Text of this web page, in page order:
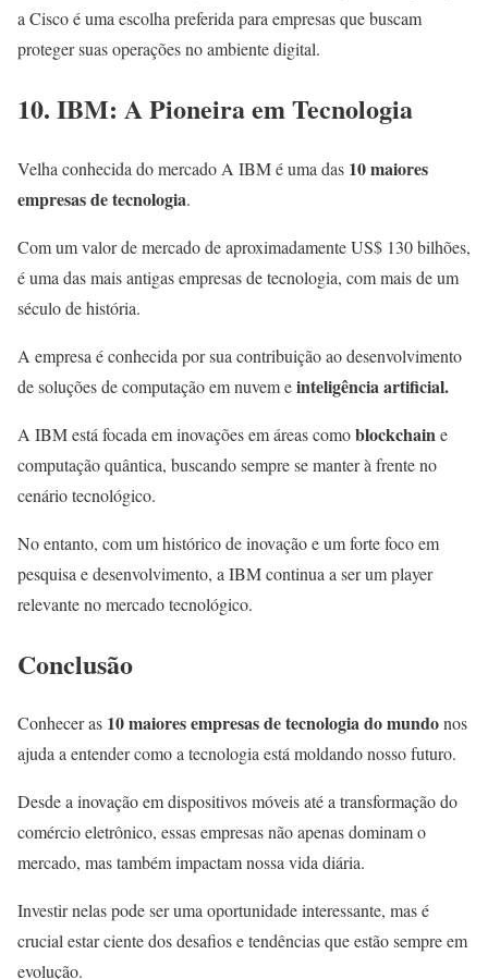
a Cisco é uma escolha preferida para empresas que buscam
proteger suas operações no ambiente digital.
10. IBM: A Pioneira em Tecnologia
Velha conhecida do mercado A IBM é uma das 10 maiores
empresas de tecnologia.
Com um valor de mercado de aproximadamente US$ 130 bilhões,
é uma das mais antigas empresas de tecnologia, com mais de um
século de história.
A empresa é conhecida por sua contribuição ao desenvolvimento
de soluções de computação em nuvem einteligência artificial.
A IBM está focada em inovações em áreas comoblockchaine
computação quântica, buscando sempre se manter à frente no
cenário tecnológico.
No entanto, com um histórico de inovação e um forte foco em
pesquisa e desenvolvimento, a IBM continua a ser um player
relevante no mercado tecnológico.
Conclusão
Conhecer as 10 maiores empresas de tecnologia do mundonos
ajuda a entender como a tecnologia está moldando nosso futuro.
Desde a inovação em dispositivos móveis até a transformação do
comércio eletrônico, essas empresas não apenas dominam o
mercado, mas também impactam nossa vida diária.
Investir nelas pode ser uma oportunidade interessante, mas é
crucial estar ciente dos desafios e tendências que estão sempre em
evolução.